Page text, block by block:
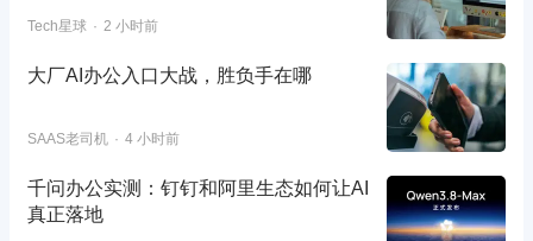
Tech星球 2 小时前
大厂AI办公入口大战，胜负手在哪
SAAS老司机 4 小时前
千问办公实测：钉钉和阿里生态如何让AI
真正落地